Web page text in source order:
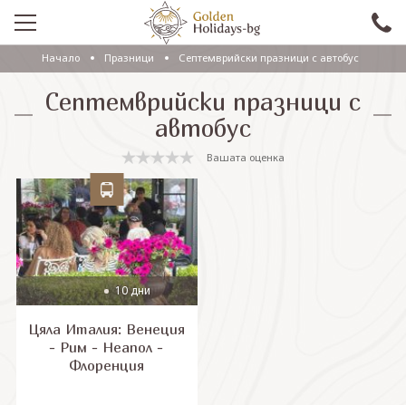
ПРОМО
EКСКУРЗИИ СЪС САМОЛЕТ
ЕКСКУРЗИИ С АВТОБУС
САМОЛЕТНИ ПОЧИВКИ
ПОЧИВКИ С АВТОБУС
ПРАЗНИЦИ
ЕКЗОТИКА
КРУИЗИ
Начало Празници Септемврийски празници с автобус
Септемврийски празници с
автобус
Вашата оценка
10 дни
Цяла Италия: Венеция
- Рим - Неапол -
Флоренция